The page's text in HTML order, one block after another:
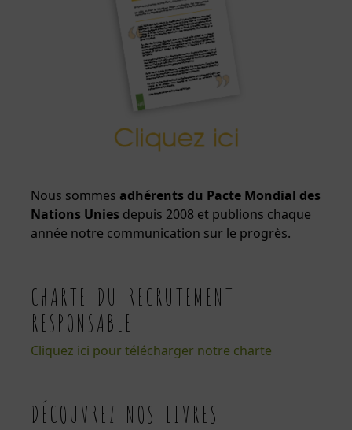
Nous sommes adhérents du Pacte Mondial des
Nations Unies depuis 2008 et publions chaque
année notre communication sur le progrès.
CHARTE DU RECRUTEMENT
RESPONSABLE
Cliquez ici pour télécharger notre charte
DÉCOUVREZ NOS LIVRES